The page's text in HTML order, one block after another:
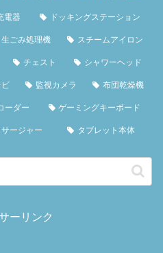
電器 ドッキングステーション
生ごみ処理機 スチームアイロン
チェスト シャワーヘッド
ビ 監視カメラ 布団乾燥機
ーダー ゲーミングキーボード
ージャー タブレット本体
ーリンク